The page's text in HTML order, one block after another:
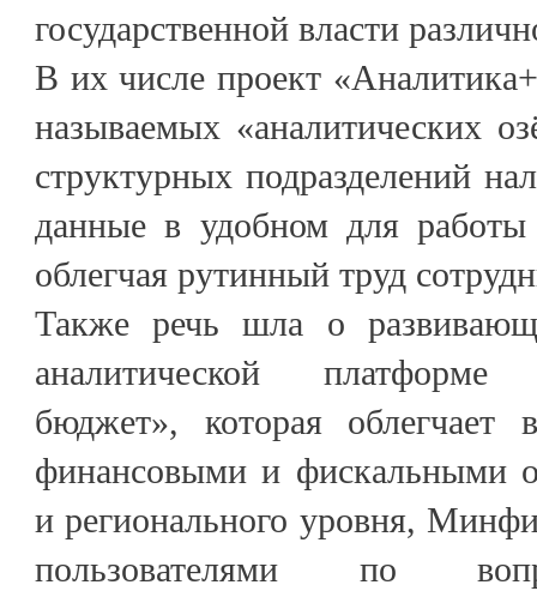
государственной власти
В их числе проект
называемых «аналитических
структурных подразделений
данные в удобном для работы
облегчая рутинный труд
Также речь шла о
аналитической платформе
бюджет», которая облегчает
финансовыми и фискальными
и регионального уровня,
пользователями по